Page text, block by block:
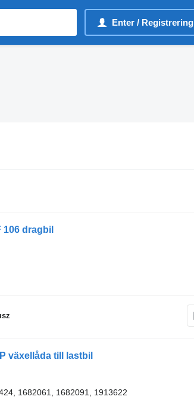
Enter / Registrering
dragbil
växellåda till lastbil
1682061, 1682091, 1913622